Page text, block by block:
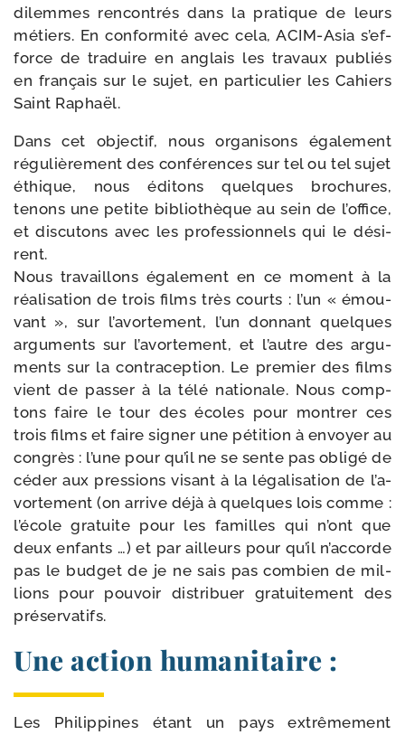
dilemmes ren­con­trés dans la pra­tique de leurs
métiers. En confor­mi­té avec cela, ACIM-​Asia s’ef­
force de tra­duire en anglais les tra­vaux publiés
en fran­çais sur le sujet, en par­ti­cu­lier les Cahiers
Saint Raphaël.
Dans cet objec­tif, nous orga­ni­sons éga­le­ment
régu­liè­re­ment des confé­rences sur tel ou tel sujet
éthique, nous édi­tons quelques bro­chures,
tenons une petite biblio­thèque au sein de l’of­fice,
et dis­cu­tons avec les pro­fes­sion­nels qui le dési­
rent.
Nous tra­vaillons éga­le­ment en ce moment à la
réa­li­sa­tion de trois films très courts : l’un « émou­
vant », sur l’a­vor­te­ment, l’un don­nant quelques
argu­ments sur l’a­vor­te­ment, et l’autre des argu­
ments sur la contra­cep­tion. Le pre­mier des films
vient de pas­ser à la télé natio­nale. Nous comp­
tons faire le tour des écoles pour mon­trer ces
trois films et faire signer une péti­tion à envoyer au
congrès : l’une pour qu’il ne se sente pas obli­gé de
céder aux pres­sions visant à la léga­li­sa­tion de l’a­
vor­te­ment (on arrive déjà à quelques lois comme :
l’é­cole gra­tuite pour les familles qui n’ont que
deux enfants …) et par ailleurs pour qu’il n’ac­corde
pas le bud­get de je ne sais pas com­bien de mil­
lions pour pou­voir dis­tri­buer gra­tui­te­ment des
préservatifs.
Une action humanitaire :
Les Philippines étant un pays extrê­me­ment